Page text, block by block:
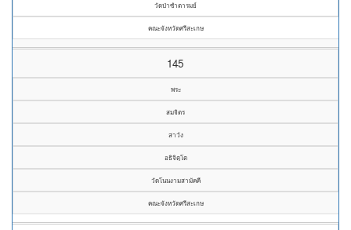
วัดป่าซำตารมย์
คณะจังหวัดศรีสะเกษ
145
พระ
สมจิตร
สาวัง
อธิจิตฺโต
วัดโนนงามสามัคคี
คณะจังหวัดศรีสะเกษ